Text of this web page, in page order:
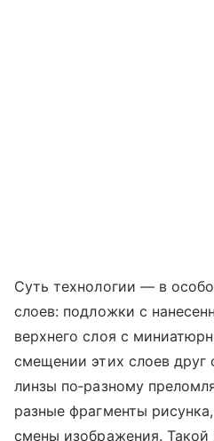
Суть технологии — в
слоев: подложки с
верхнего слоя с
смещении этих слоев друг
линзы по‑разному
разные фрагменты
смены изображения. Такой